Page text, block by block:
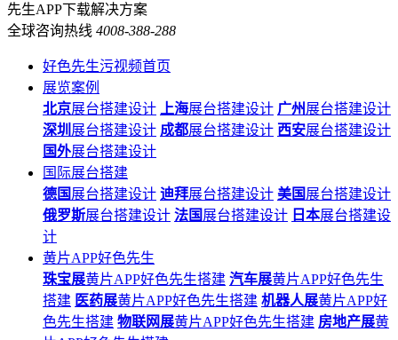
先生APP下载解决方案
全球咨询热线 4008-388-288
好色先生污视频首页
展览案例
北京展台搭建设计 上海展台搭建设计 广州展台搭建设计
深圳 展台搭建设计 成都展台搭建设计 西安展台搭建设计
国外展台搭建设计
国际展台搭建
德国 展台搭建设计 迪拜展台搭建设计 美国 展台搭建设计
俄罗斯展台搭建设计 法国 展台搭建设计 日本展台搭建设
计
黄片APP好色先生
珠宝展黄片APP好色先生搭建 汽车展黄片APP好色先生
搭建 医药展黄片APP好色先生搭建 机器人展黄片APP好
色先生搭建 物联网展黄片APP好色先生搭建 房地产展黄